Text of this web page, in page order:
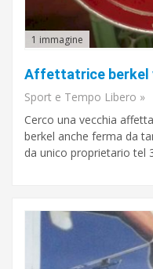
Alba
Borgo
Dalmazzo
Cuneo
Envie
Fossano
Guarene
Mondovì
Monteu
mostra
1 immagine
Affettatrice berkel
Sport e Tempo Libero »
Cerco una vecchia
berkel anche ferma da
da unico proprietario tel